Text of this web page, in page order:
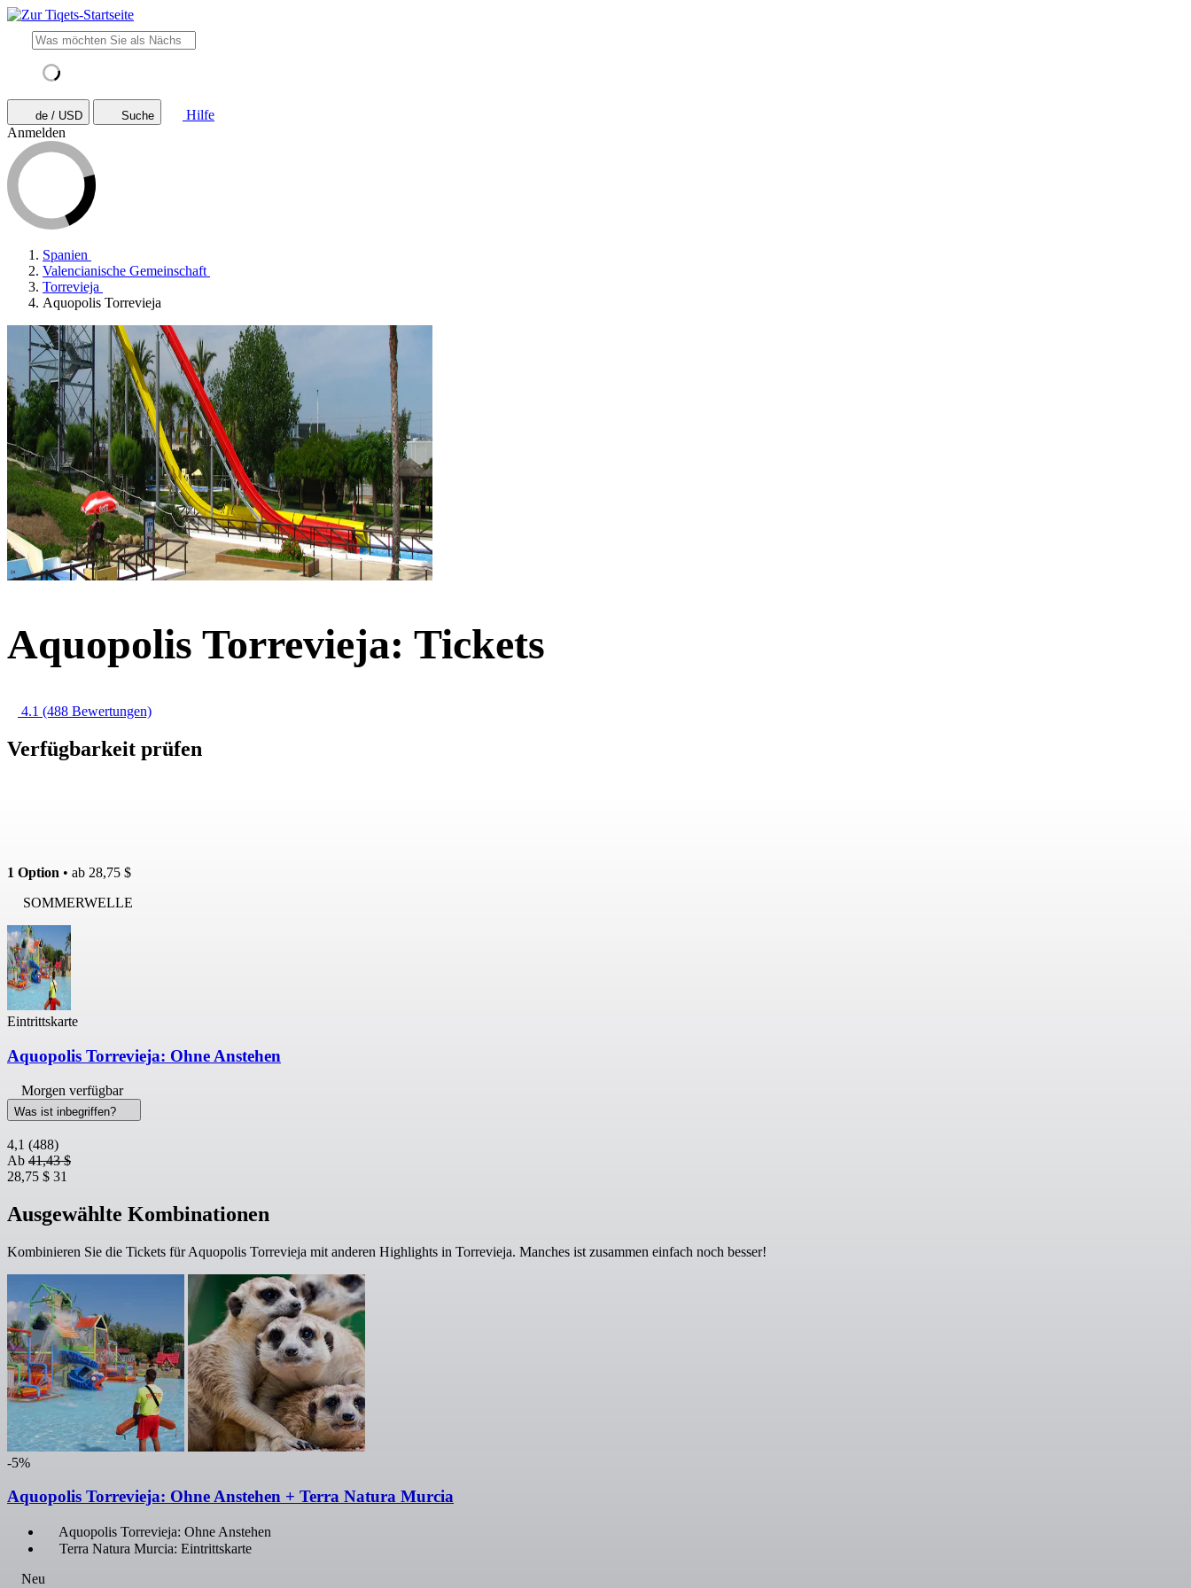
de / USD Suche
Hilfe
Anmelden
Spanien
Valencianische Gemeinschaft
Torrevieja
Aquopolis Torrevieja
Aquopolis Torrevieja: Tickets
4.1 (488 Bewertungen)
Verfügbarkeit prüfen
1 Option • ab 28,75 $
SOMMERWELLE
Eintrittskarte
Aquopolis Torrevieja: Ohne Anstehen
Morgen verfügbar
Was ist inbegriffen?
4,1 (488)
Ab 41,43 $
28,75 $ 31
Ausgewählte Kombinationen
Kombinieren Sie die Tickets für Aquopolis Torrevieja mit anderen Highlights in Torrevieja. Manches ist zusammen einfach noch besser!
-5%
Aquopolis Torrevieja: Ohne Anstehen + Terra Natura Murcia
Aquopolis Torrevieja: Ohne Anstehen
Terra Natura Murcia: Eintrittskarte
Neu